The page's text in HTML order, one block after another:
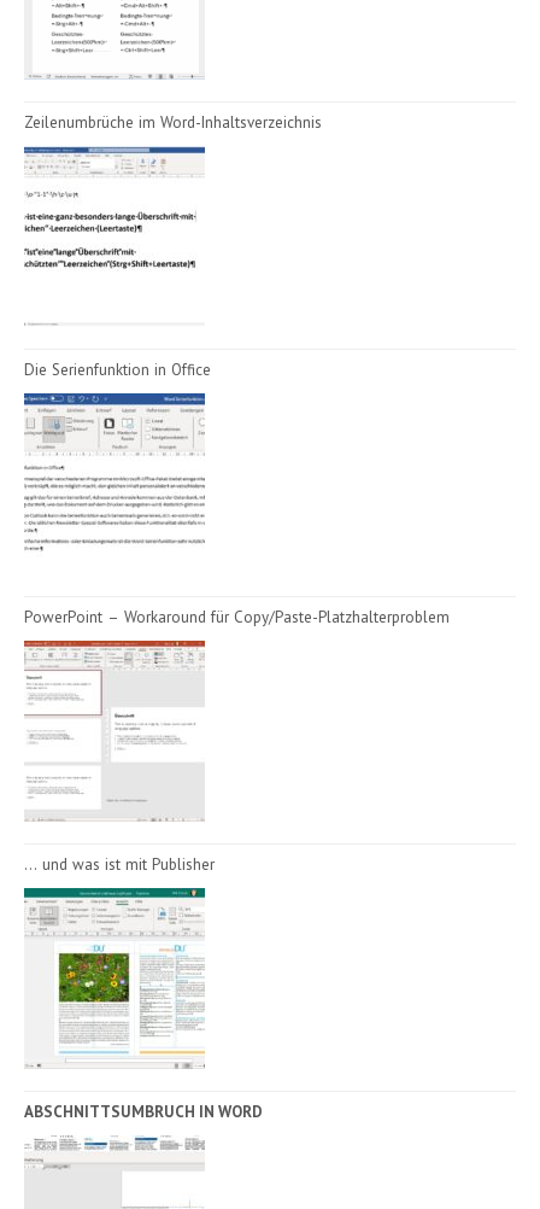
Zeilenumbrüche im Word-Inhaltsverzeichnis
Die Serienfunktion in Office
PowerPoint – Workaround für Copy/Paste-Platzhalterproblem
… und was ist mit Publisher
ABSCHNITTSUMBRUCH IN WORD